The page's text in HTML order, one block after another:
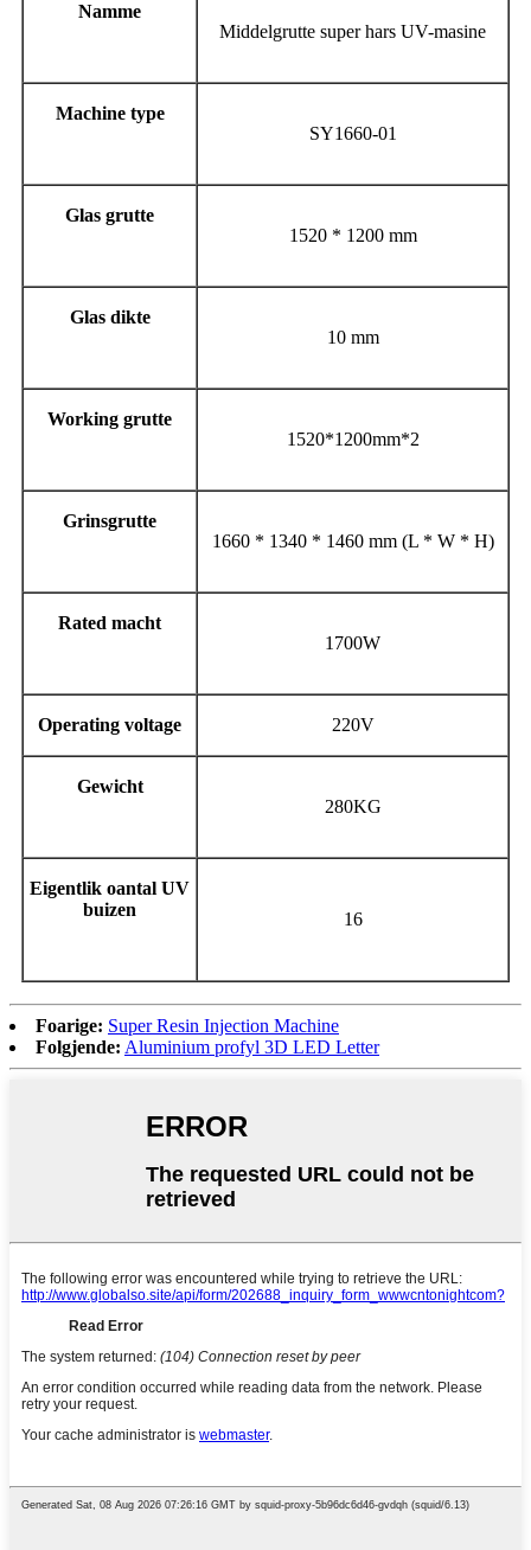
Namme
Middelgrutte super hars UV-masine
Machine type
SY1660-01
Glas grutte
1520 * 1200 mm
Glas dikte
10 mm
Working grutte
1520*1200mm*2
Grinsgrutte
1660 * 1340 * 1460 mm (L * W * H)
Rated macht
1700W
Operating voltage 220V
Gewicht
280KG
Eigentlik oantal UV
buizen
16
Foarige: Super Resin Injection Machine
Folgjende: Aluminium profyl 3D LED Letter